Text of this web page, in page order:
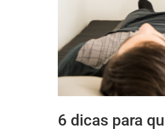
6 dicas para